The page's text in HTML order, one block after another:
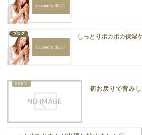
ブログ しっとりポカポカ保湿
初お戻りで育み